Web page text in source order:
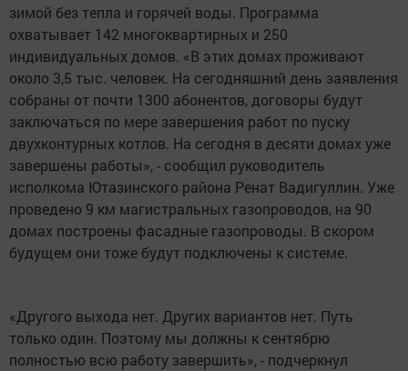
зимой без тепла и горячей воды. Программа
охватывает 142 многоквартирных и 250
индивидуальных домов. «В этих домах проживают
около 3,5 тыс. человек. На сегодняшний день заявления
собраны от почти 1300 абонентов, договоры будут
заключаться по мере завершения работ по пуску
двухконтурных котлов. На сегодня в десяти домах уже
завершены работы», - сообщил руководитель
исполкома Ютазинского района Ренат Вадигуллин. Уже
проведено 9 км магистральных газопроводов, на 90
домах построены фасадные газопроводы. В скором
будущем они тоже будут подключены к системе.
«Другого выхода нет. Других вариантов нет. Путь
только один. Поэтому мы должны к сентябрю
полностью всю работу завершить», - подчеркнул